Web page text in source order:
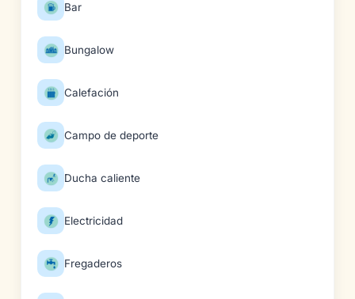
Bar
Bungalow
Calefación
Campo de deporte
Ducha caliente
Electricidad
Fregaderos